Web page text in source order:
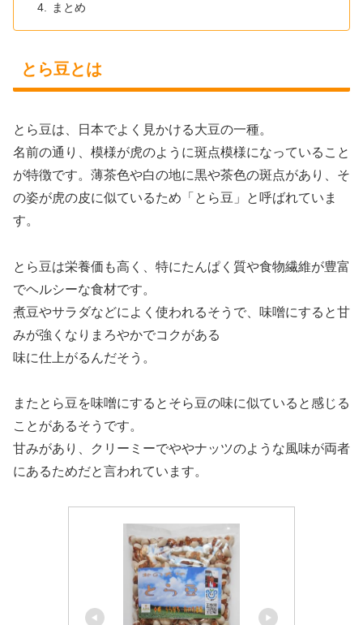
まとめ
とら豆とは
とら豆は、日本でよく見かける大豆の一種。
名前の通り、模様が虎のように斑点模様になっていること
が特徴です。薄茶色や白の地に黒や茶色の斑点があり、そ
の姿が虎の皮に似ているため「とら豆」と呼ばれていま
す。
とら豆は栄養価も高く、特にたんぱく質や食物繊維が豊富
でヘルシーな食材です。
煮豆やサラダなどによく使われるそうで、味噌にすると甘
みが強くなりまろやかでコクがある
味に仕上がるんだそう。
またとら豆を味噌にするとそら豆の味に似ていると感じる
ことがあるそうです。
甘みがあり、クリーミーでややナッツのような風味が両者
にあるためだと言われています。